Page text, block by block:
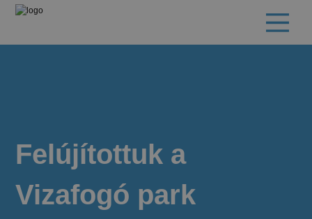
Felújítottuk a
Vizafogó park